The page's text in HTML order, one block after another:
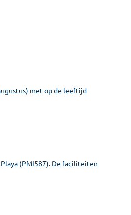
met op de leeftijd
(PMI587). De faciliteiten